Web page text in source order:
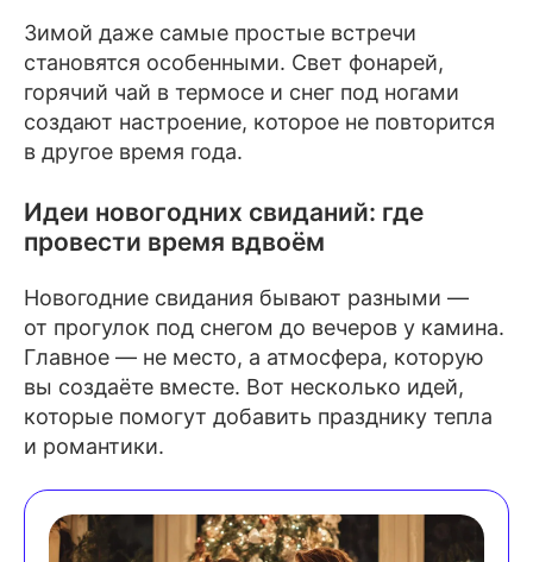
Зимой даже самые простые встречи
становятся особенными. Свет фонарей,
горячий чай в термосе и снег под ногами
создают настроение, которое не повторится
в другое время года.
Идеи новогодних свиданий: где
провести время вдвоём
Новогодние свидания бывают разными —
от прогулок под снегом до вечеров у камина.
Главное — не место, а атмосфера, которую
вы создаёте вместе. Вот несколько идей,
которые помогут добавить празднику тепла
и романтики.